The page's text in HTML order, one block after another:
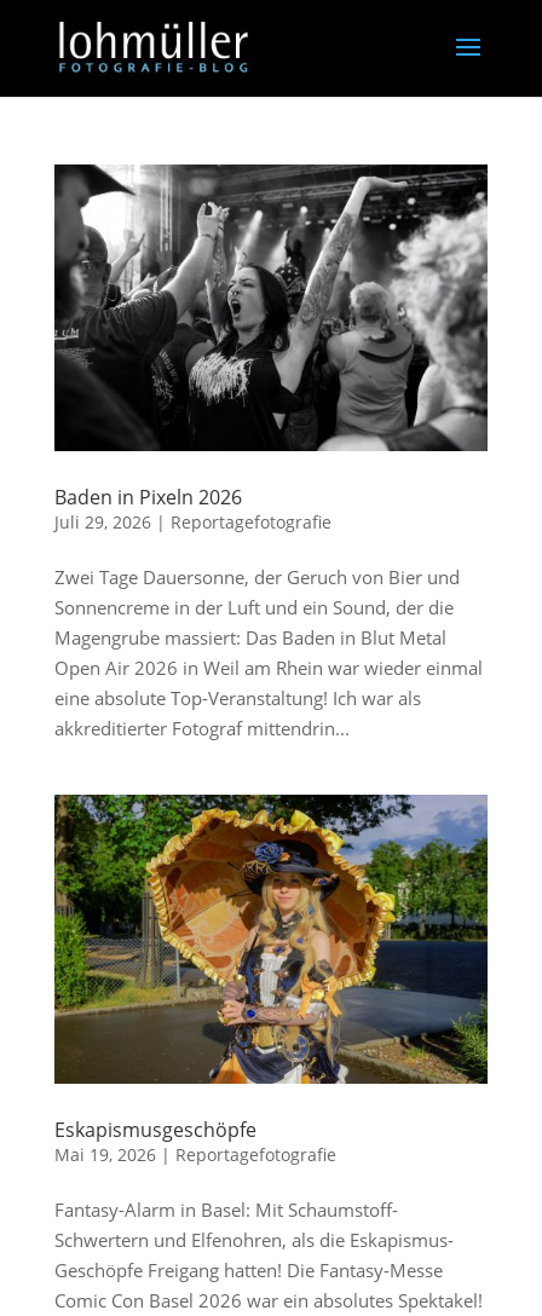
Baden in Pixeln 2026
Juli 29, 2026| Reportagefotografie
Zwei Tage Dauersonne, der Geruch von Bier und
Sonnencreme in der Luft und ein Sound, der die
Magengrube massiert: Das Baden in Blut Metal
Open Air 2026 in Weil am Rhein war wieder einmal
eine absolute Top-Veranstaltung! Ich war als
akkreditierter Fotograf mittendrin...
Eskapismusgeschöpfe
Mai 19, 2026| Reportagefotografie
Fantasy-Alarm in Basel: Mit Schaumstoff-
Schwertern und Elfenohren, als die Eskapismus-
Geschöpfe Freigang hatten! Die Fantasy-Messe
Comic Con Basel 2026 war ein absolutes Spektakel!